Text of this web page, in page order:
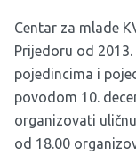
Centar za mlade
Prijedoru od
pojedincima i
povodom 10.
organizovati
od 18.00